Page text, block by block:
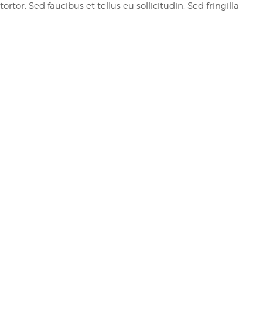
Sed faucibus et tellus eu sollicitudin. Sed fringilla